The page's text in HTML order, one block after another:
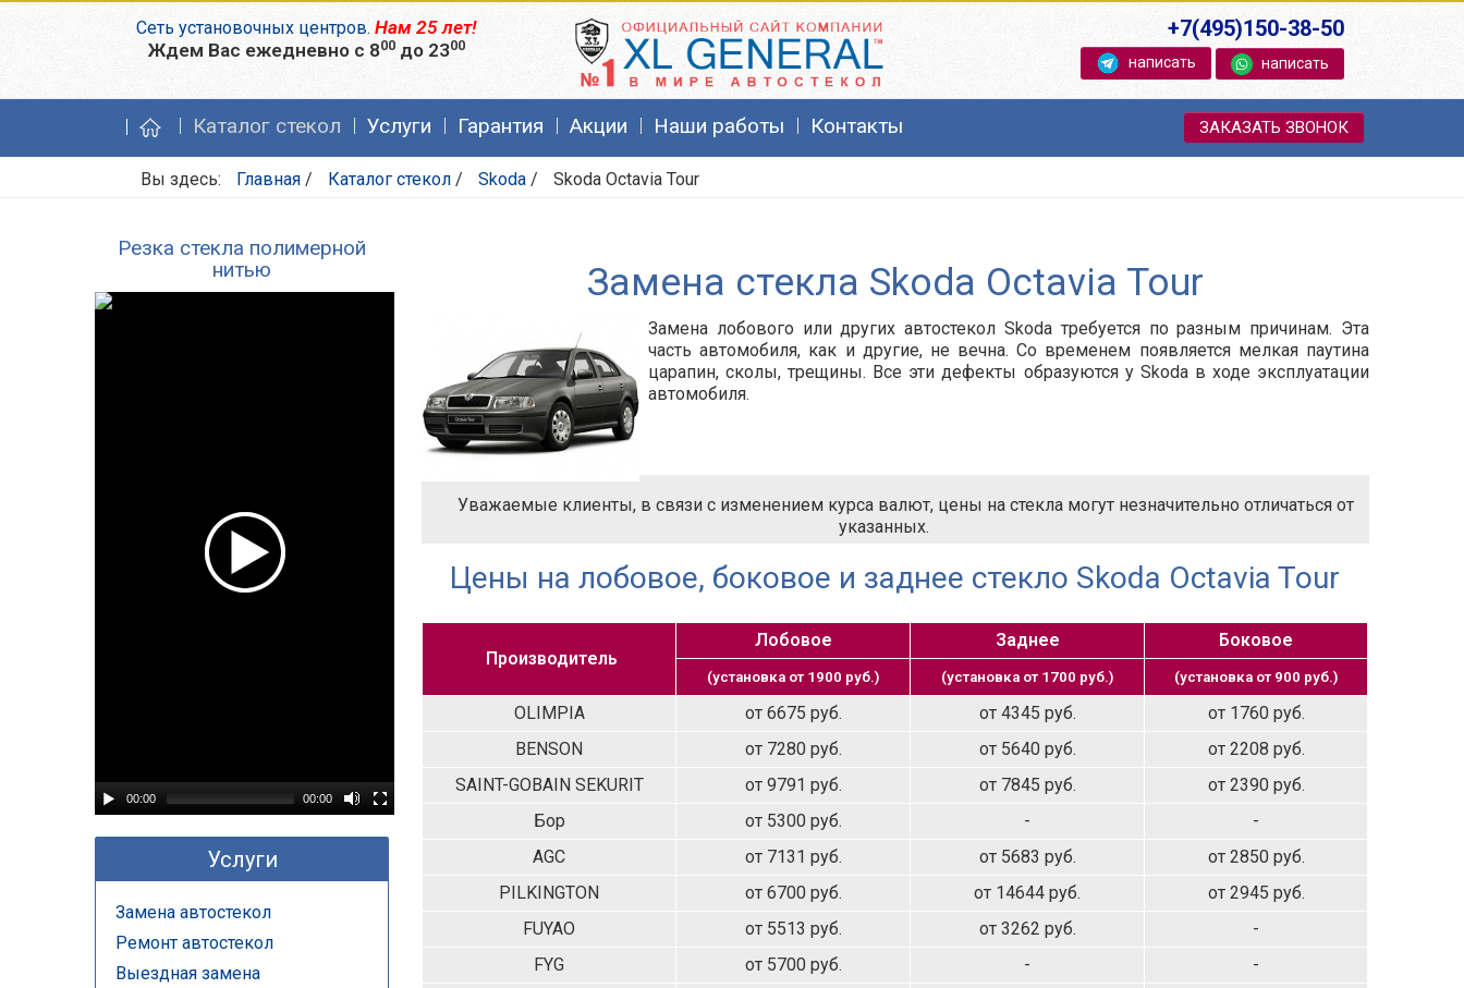
Сеть установочных центров.Нам 25 лет!
Ждем Вас ежедневно с 800 до 2300
+7(495)150-38-50
написать написать
Каталог стекол Услуги Гарантия Акции Наши работы Контакты ЗАКАЗАТЬ ЗВОНОК
Вы здесь: Главная / Каталог стекол / Skoda / Skoda Octavia Tour
Резка стекла полимерной
нитью
00:00 00:00
Услуги
Замена автостекол
Ремонт автостекол
Выездная замена
Замена стекла Skoda Octavia Tour
Замена лобового или других автостекол Skoda требуется по разным причинам. Эта
часть автомобиля, как и другие, не вечна. Со временем появляется мелкая паутина
царапин, сколы, трещины. Все эти дефекты образуются у Skoda в ходе эксплуатации
автомобиля.
Уважаемые клиенты, в связи с изменением курса валют, цены на стекла могут незначительно отличаться от
указанных.
Цены на лобовое, боковое и заднее стекло Skoda Octavia Tour
Производитель
Лобовое Заднее Боковое
(установка от 1900 руб.) (установка от 1700 руб.) (установка от 900 руб.)
OLIMPIA от 6675 руб. от 4345 руб.
от 1760 руб.
BENSON
от 7280 руб. от 5640 руб.
от 2208 руб.
SAINT-GOBAIN SEKURIT
от 9791 руб. от 7845 руб.
от 2390 руб.
Бор
от 5300 руб. -
-
AGC
от 7131 руб. от 5683 руб.
от 2850 руб.
PILKINGTON
от 6700 руб. от 14644 руб.
от 2945 руб.
FUYAO
от 5513 руб. от 3262 руб.
-
FYG
от 5700 руб. -
-